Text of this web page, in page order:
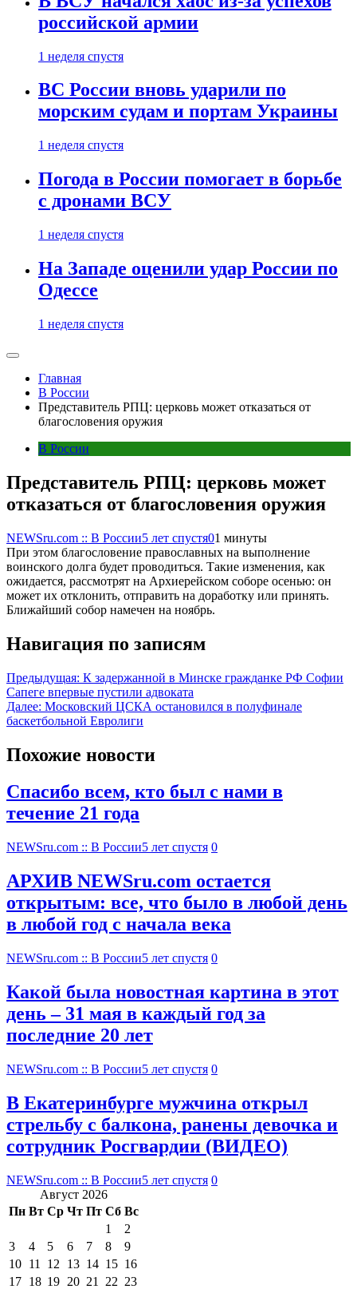
российской армии
1 неделя спустя
ВС России вновь ударили по
морским судам и портам Украины
1 неделя спустя
Погода в России помогает в борьбе
с дронами ВСУ
1 неделя спустя
На Западе оценили удар России по
Одессе
1 неделя спустя
Главная
В России
Представитель РПЦ: церковь может отказаться от
благословения оружия
В России
Представитель РПЦ: церковь может
отказаться от благословения оружия
NEWSru.com :: В России5 лет спустя01 минуты
При этом благословение православных на выполнение
воинского долга будет проводиться. Такие изменения, как
ожидается, рассмотрят на Архиерейском соборе осенью: он
может их отклонить, отправить на доработку или принять.
Ближайший собор намечен на ноябрь.
Навигация по записям
Предыдущая: К задержанной в Минске гражданке РФ Софии
Сапеге впервые пустили адвоката
Далее: Московский ЦСКА остановился в полуфинале
баскетбольной Евролиги
Похожие новости
Спасибо всем, кто был с нами в
течение 21 года
NEWSru.com :: В России5 лет спустя 0
АРХИВ NEWSru.com остается
открытым: все, что было в любой день
в любой год с начала века
NEWSru.com :: В России5 лет спустя 0
Какой была новостная картина в этот
день – 31 мая в каждый год за
последние 20 лет
NEWSru.com :: В России5 лет спустя 0
В Екатеринбурге мужчина открыл
стрельбу с балкона, ранены девочка и
сотрудник Росгвардии (ВИДЕО)
NEWSru.com :: В России5 лет спустя 0
Август 2026
Пн Вт Ср Чт Пт Сб Вс
1
2
3
4 5 6 7 8
9
10 11 12 13 14 15 16
17 18 19 20 21 22 23